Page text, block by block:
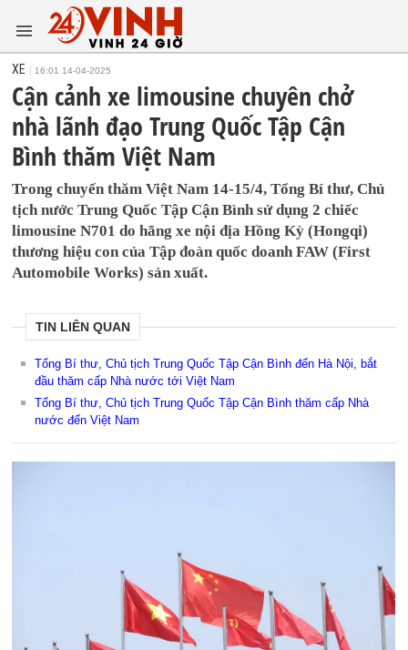
XE 16:01 14-04-2025
Cận cảnh xe limousine chuyên chở
nhà lãnh đạo Trung Quốc Tập Cận
Bình thăm Việt Nam
Trong chuyến thăm Việt Nam 14-15/4, Tổng Bí thư, Chủ
tịch nước Trung Quốc Tập Cận Bình sử dụng 2 chiếc
limousine N701 do hãng xe nội địa Hồng Kỳ (Hongqi)
thương hiệu con của Tập đoàn quốc doanh FAW (First
Automobile Works) sản xuất.
TIN LIÊN QUAN
Tổng Bí thư, Chủ tịch Trung Quốc Tập Cận Bình đến Hà Nội, bắt
đầu thăm cấp Nhà nước tới Việt Nam
Tổng Bí thư, Chủ tịch Trung Quốc Tập Cận Bình thăm cấp Nhà
nước đến Việt Nam